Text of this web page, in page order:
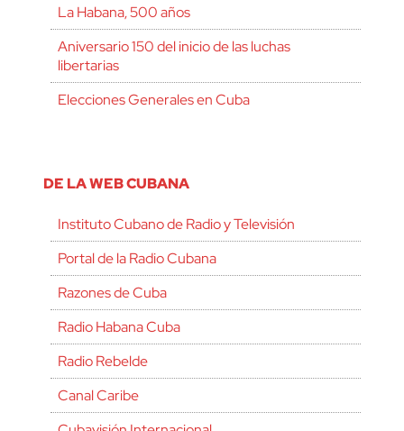
La Habana, 500 años
Aniversario 150 del inicio de las luchas
libertarias
Elecciones Generales en Cuba
DE LA WEB CUBANA
Instituto Cubano de Radio y Televisión
Portal de la Radio Cubana
Razones de Cuba
Radio Habana Cuba
Radio Rebelde
Canal Caribe